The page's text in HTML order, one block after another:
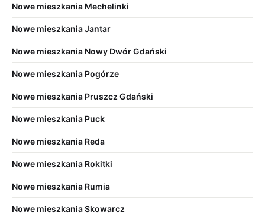
Nowe mieszkania Mechelinki
Nowe mieszkania Jantar
Nowe mieszkania Nowy Dwór Gdański
Nowe mieszkania Pogórze
Nowe mieszkania Pruszcz Gdański
Nowe mieszkania Puck
Nowe mieszkania Reda
Nowe mieszkania Rokitki
Nowe mieszkania Rumia
Nowe mieszkania Skowarcz